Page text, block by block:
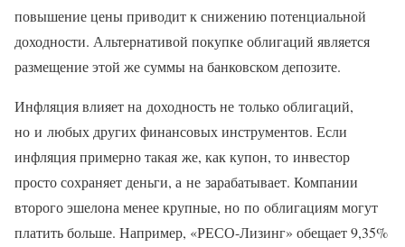
повышение цены приводит к снижению потенциальной
доходности. Альтернативой покупке облигаций является
размещение этой же суммы на банковском депозите.
Инфляция влияет на доходность не только облигаций,
но и любых других финансовых инструментов. Если
инфляция примерно такая же, как купон, то инвестор
просто сохраняет деньги, а не зарабатывает. Компании
второго эшелона менее крупные, но по облигациям могут
платить больше. Например, «РЕСО-Лизинг» обещает 9,35%